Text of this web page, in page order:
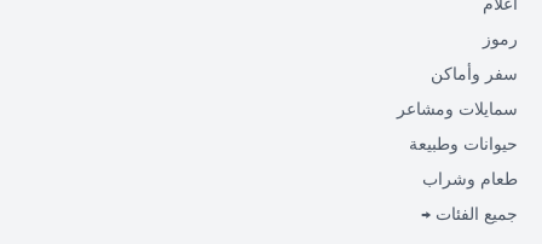
أعلام
رموز
سفر وأماكن
سمايلات ومشاعر
حيوانات وطبيعة
طعام وشراب
جميع الفئات →